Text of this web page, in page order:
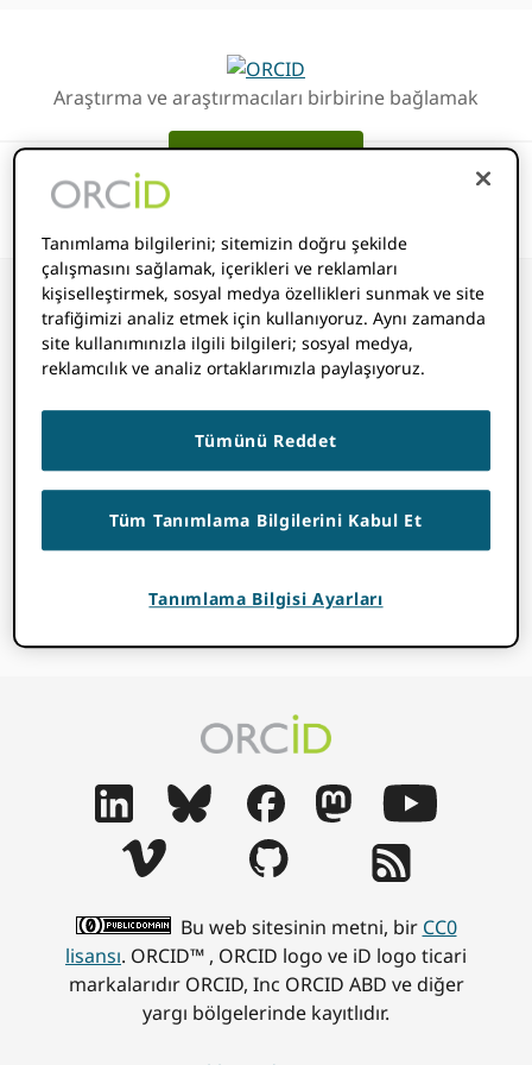
Araştırma ve araştırmacıları birbirine bağlamak
Giriş yap ORCID
Ülke
14 KASIM 2022BYROB BLACKBURN
a Ülke
Bu web sitesinin metni, bir CC0
lisansı. ORCID™ , ORCID logo ve iD logo ticari
markalarıdır ORCID, Inc ORCID ABD ve diğer
yargı bölgelerinde kayıtlıdır.
Tanımlama bilgilerini; sitemizin doğru şekilde
çalışmasını sağlamak, içerikleri ve reklamları
kişiselleştirmek, sosyal medya özellikleri sunmak ve site
trafiğimizi analiz etmek için kullanıyoruz. Aynı zamanda
site kullanımınızla ilgili bilgileri; sosyal medya,
reklamcılık ve analiz ortaklarımızla paylaşıyoruz.
Tümünü Reddet
Tüm Tanımlama Bilgilerini Kabul Et
Tanımlama Bilgisi Ayarları